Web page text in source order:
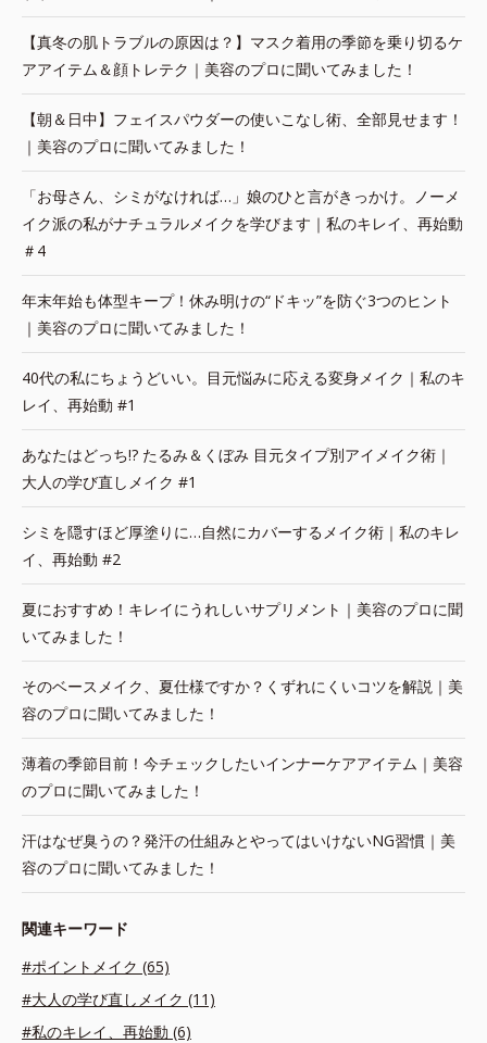
【真冬の肌トラブルの原因は？】マスク着用の季節を乗り切るケ
アアイテム＆顔トレテク｜美容のプロに聞いてみました！
【朝＆日中】フェイスパウダーの使いこなし術、全部見せます！
｜美容のプロに聞いてみました！
「お母さん、シミがなければ…」娘のひと言がきっかけ。ノーメ
イク派の私がナチュラルメイクを学びます｜私のキレイ、再始動
＃4
年末年始も体型キープ！休み明けの“ドキッ”を防ぐ3つのヒント
｜美容のプロに聞いてみました！
40代の私にちょうどいい。目元悩みに応える変身メイク｜私のキ
レイ、再始動 #1
あなたはどっち!? たるみ＆くぼみ 目元タイプ別アイメイク術｜
大人の学び直しメイク #1
シミを隠すほど厚塗りに…自然にカバーするメイク術｜私のキレ
イ、再始動 #2
夏におすすめ！キレイにうれしいサプリメント｜美容のプロに聞
いてみました！
そのベースメイク、夏仕様ですか？くずれにくいコツを解説｜美
容のプロに聞いてみました！
薄着の季節目前！今チェックしたいインナーケアアイテム｜美容
のプロに聞いてみました！
汗はなぜ臭うの？発汗の仕組みとやってはいけないNG習慣｜美
容のプロに聞いてみました！
関連キーワード
#ポイントメイク (65)
#大人の学び直しメイク (11)
#私のキレイ、再始動 (6)